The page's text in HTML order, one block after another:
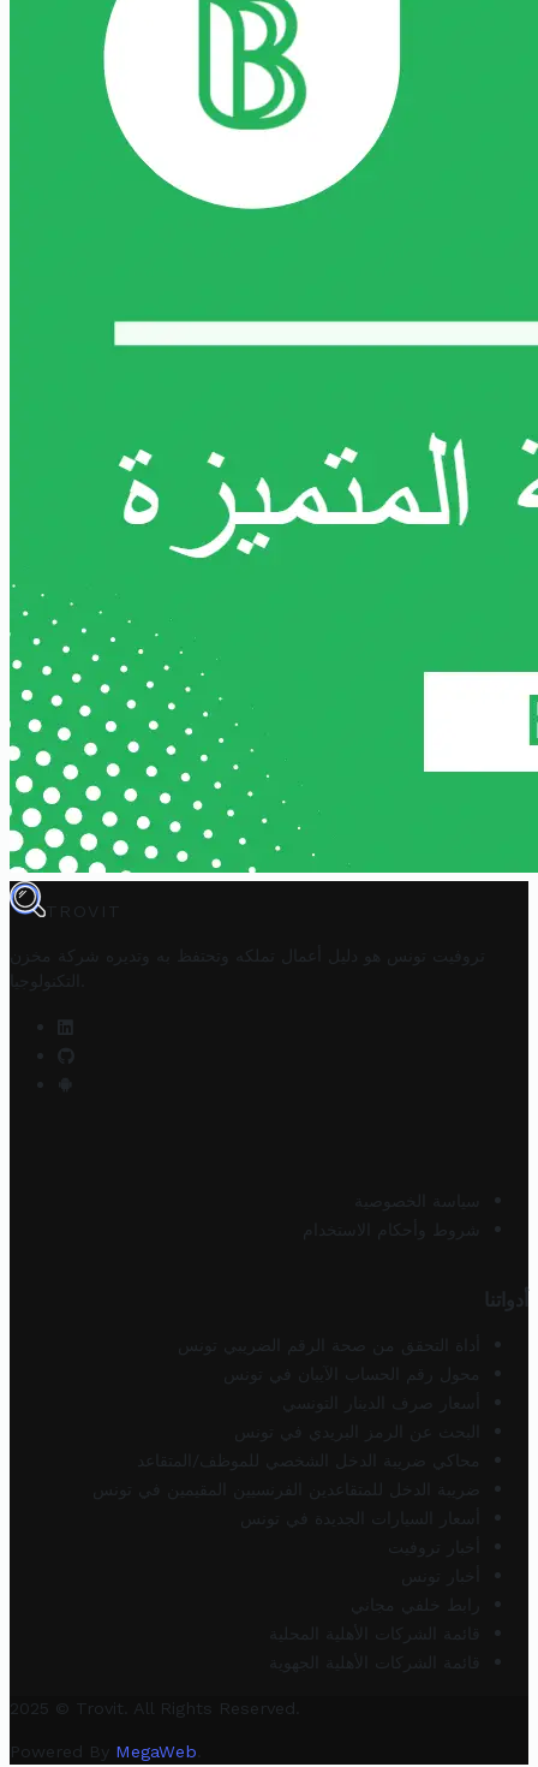
TROVIT
تروفيت تونس هو دليل أعمال تملكه وتحتفظ به وتديره
شركة مخزن
التكنولوجيا
سياسة الخصوصية
شروط وأحكام الاستخدام
أدواتنا
أداة التحقق من صحة الرقم الضريبي تونس
محول رقم الحساب الآيبان في تونس
أسعار صرف الدينار التونسي
البحث عن الرمز البريدي في تونس
محاكي ضريبة الدخل الشخصي للموظف/المتقاعد
ضريبة الدخل للمتقاعدين الفرنسيين المقيمين في تونس
أسعار السيارات الجديدة في تونس
أخبار تروفيت
أخبار تونس
رابط خلفي مجاني
قائمة الشركات الأهلية المحلية
قائمة الشركات الأهلية الجهوية
2025 © Trovit. All Rights Reserved.
Powered By MegaWeb